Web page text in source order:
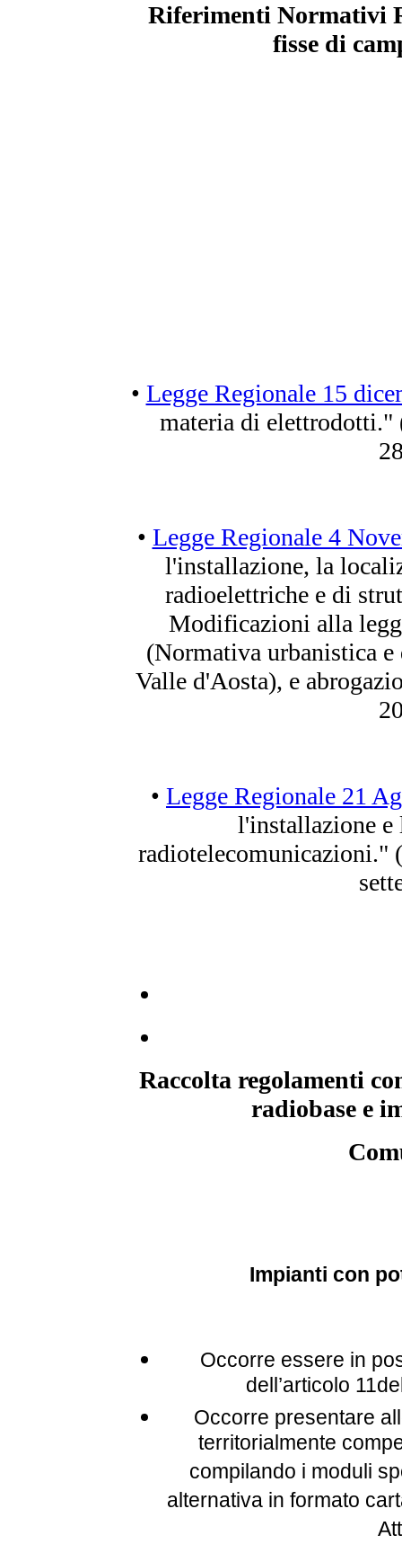
Riferimenti Normativi
fisse di
• Legge Regionale 15
materia di elettrodotti."
• Legge Regionale 4
l'installazione, la
radioelettriche e di
Modificazioni alla
(Normativa urbanistica
Valle d'Aosta), e
• Legge Regionale 21
l'installazione
radiotelecomunicazioni."
Raccolta regolamenti
radiobase e
Impianti con
Occorre essere in
dell’articolo
Occorre presentare
territorialmente
compilando i moduli
alternativa in formato